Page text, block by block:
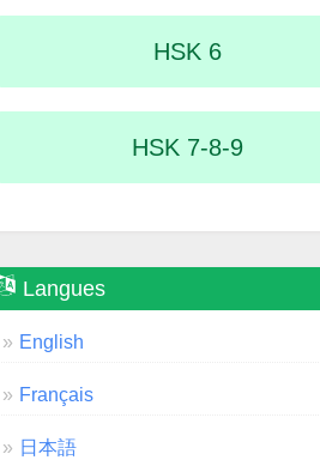
HSK 6
HSK 7-8-9
Langues
English
Français
日本語